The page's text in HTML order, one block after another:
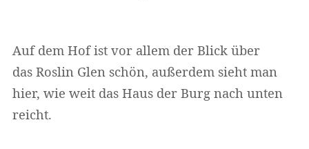
Auf dem Hof ist vor allem der Blick über
das Roslin Glen schön, außerdem sieht man
hier, wie weit das Haus der Burg nach unten
reicht.